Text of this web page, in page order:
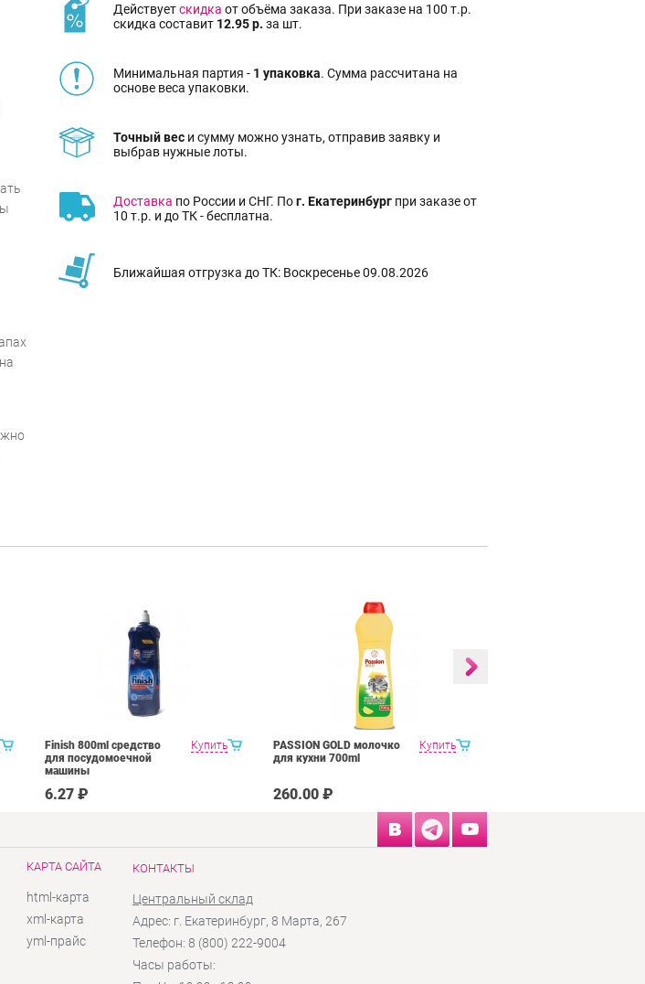
Действуетскидка от объёма заказа. При заказе на 100 т.р.
скидка составит 12.95 р. за шт.
Минимальная партия - 1 упаковка. Сумма рассчитана на
основе веса упаковки.
Точный вес и сумму можно узнать, отправив заявку и
выбрав нужные лоты.
Доставка по России и СНГ. Пог. Екатеринбург при заказе от
10 т.р. и до ТК - бесплатна.
Ближайшая отгрузка до ТК: Воскресенье 09.08.2026
Купить
Finish 800ml средство
для посудомоечной
машины
6.27 ₽
Купить
PASSION GOLD молочко
для кухни 700ml
260.00 ₽
КАРТА САЙТА
html-карта
xml-карта
yml-прайс
КОНТАКТЫ
Центральный склад
Адрес: г. Екатеринбург, 8 Марта, 267
Телефон: 8 (800) 222-9004
Часы работы: